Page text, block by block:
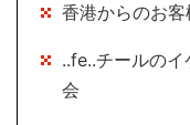
香港からのお
..fe..チールの
会